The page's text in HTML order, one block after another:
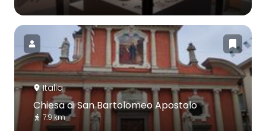
Italia
Chiesa di San Bartolomeo Apostolo
7.9 km